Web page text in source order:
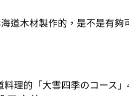
道木材製作的，是不是有夠
理的「大雪四季のコース